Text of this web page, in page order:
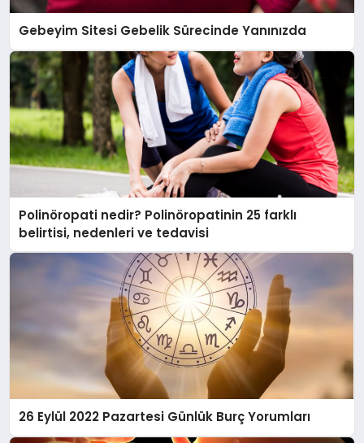
Gebeyim Sitesi Gebelik Sürecinde Yanınızda
Polinöropati nedir? Polinöropatinin 25 farklı
belirtisi, nedenleri ve tedavisi
26 Eylül 2022 Pazartesi Günlük Burç Yorumları